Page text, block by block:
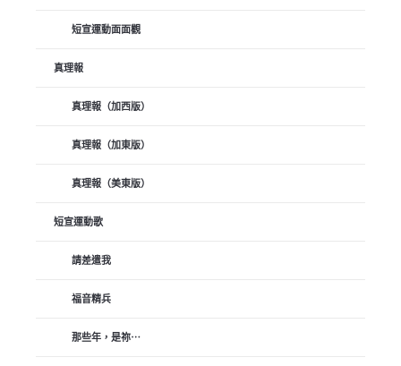
短宣運動面面觀
真理報
真理報（加西版）
真理報（加東版）
真理報（美東版）
短宣運動歌
請差遣我
福音精兵
那些年，是祢⋯